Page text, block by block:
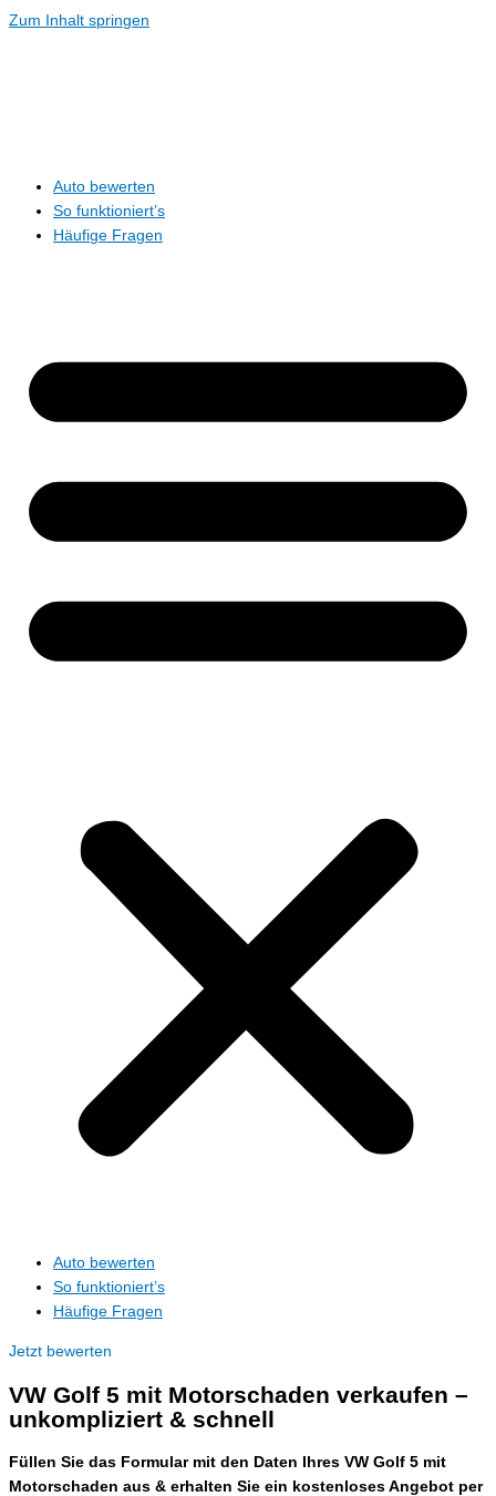
Zum Inhalt springen
Auto bewerten
So funktioniert’s
Häufige Fragen
Auto bewerten
So funktioniert’s
Häufige Fragen
Jetzt bewerten
VW Golf 5 mit Motorschaden verkaufen –
unkompliziert & schnell
Füllen Sie das Formular mit den Daten Ihres VW Golf 5 mit
Motorschaden aus & erhalten Sie ein kostenloses Angebot per